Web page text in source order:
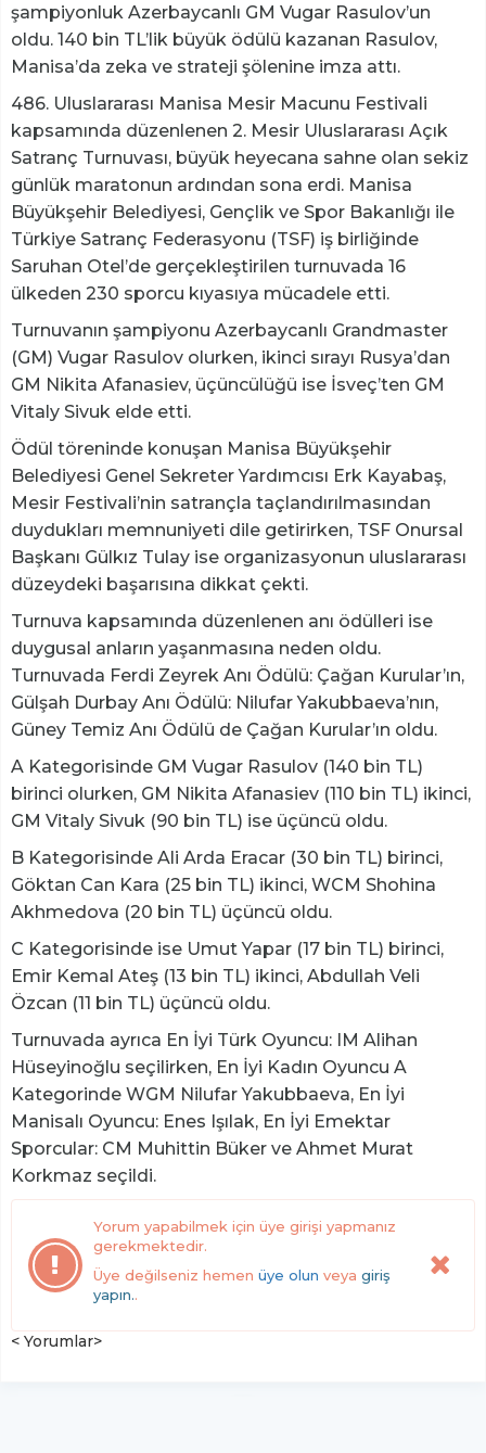
şampiyonluk Azerbaycanlı GM Vugar Rasulov’un
oldu. 140 bin TL’lik büyük ödülü kazanan Rasulov,
Manisa’da zeka ve strateji şölenine imza attı.
486. Uluslararası Manisa Mesir Macunu Festivali
kapsamında düzenlenen 2. Mesir Uluslararası Açık
Satranç Turnuvası, büyük heyecana sahne olan sekiz
günlük maratonun ardından sona erdi. Manisa
Büyükşehir Belediyesi, Gençlik ve Spor Bakanlığı ile
Türkiye Satranç Federasyonu (TSF) iş birliğinde
Saruhan Otel’de gerçekleştirilen turnuvada 16
ülkeden 230 sporcu kıyasıya mücadele etti.
Turnuvanın şampiyonu Azerbaycanlı Grandmaster
(GM) Vugar Rasulov olurken, ikinci sırayı Rusya’dan
GM Nikita Afanasiev, üçüncülüğü ise İsveç’ten GM
Vitaly Sivuk elde etti.
Ödül töreninde konuşan Manisa Büyükşehir
Belediyesi Genel Sekreter Yardımcısı Erk Kayabaş,
Mesir Festivali’nin satrançla taçlandırılmasından
duydukları memnuniyeti dile getirirken, TSF Onursal
Başkanı Gülkız Tulay ise organizasyonun uluslararası
düzeydeki başarısına dikkat çekti.
Turnuva kapsamında düzenlenen anı ödülleri ise
duygusal anların yaşanmasına neden oldu.
Turnuvada Ferdi Zeyrek Anı Ödülü: Çağan Kurular’ın,
Gülşah Durbay Anı Ödülü: Nilufar Yakubbaeva’nın,
Güney Temiz Anı Ödülü de Çağan Kurular’ın oldu.
A Kategorisinde GM Vugar Rasulov (140 bin TL)
birinci olurken, GM Nikita Afanasiev (110 bin TL) ikinci,
GM Vitaly Sivuk (90 bin TL) ise üçüncü oldu.
B Kategorisinde Ali Arda Eracar (30 bin TL) birinci,
Göktan Can Kara (25 bin TL) ikinci, WCM Shohina
Akhmedova (20 bin TL) üçüncü oldu.
C Kategorisinde ise Umut Yapar (17 bin TL) birinci,
Emir Kemal Ateş (13 bin TL) ikinci, Abdullah Veli
Özcan (11 bin TL) üçüncü oldu.
Turnuvada ayrıca En İyi Türk Oyuncu: IM Alihan
Hüseyinoğlu seçilirken, En İyi Kadın Oyuncu A
Kategorinde WGM Nilufar Yakubbaeva, En İyi
Manisalı Oyuncu: Enes Işılak, En İyi Emektar
Sporcular: CM Muhittin Büker ve Ahmet Murat
Korkmaz seçildi.
Yorum yapabilmek için üye girişi yapmanız
gerekmektedir.
Üye değilseniz hemen üye olun veya giriş
yapın..
< Yorumlar>